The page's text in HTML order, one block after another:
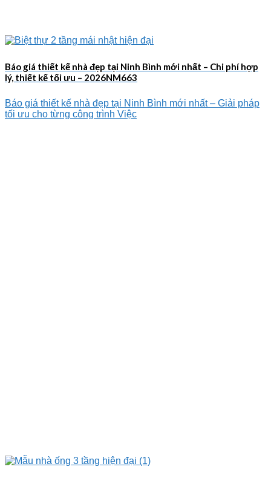
Báo giá thiết kế nhà đẹp tại Ninh Bình mới nhất – Chi phí hợp
lý, thiết kế tối ưu – 2026NM663
Báo giá thiết kế nhà đẹp tại Ninh Bình mới nhất – Giải pháp
tối ưu cho từng công trình Việc